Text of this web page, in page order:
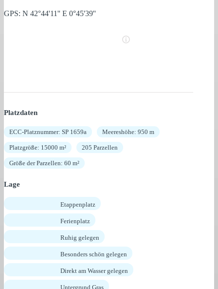
GPS: N 42°44'11'' E 0°45'39''
Platzdaten
ECC-Platznummer: SP 1659a Meereshöhe: 950 m
Platzgröße: 15000 m² 205 Parzellen
Größe der Parzellen: 60 m²
Lage
Etappenplatz
Ferienplatz
Ruhig gelegen
Besonders schön gelegen
Direkt am Wasser gelegen
Untergrund Gras